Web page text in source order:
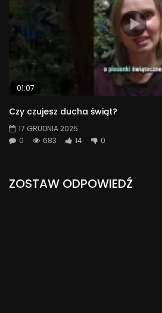
01:07
Czy czujesz ducha świąt?
17 GRUDNIA 2025
0
683 14 0
ZOSTAW ODPOWIEDŹ